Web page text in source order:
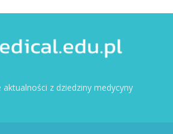
aktualności z dziedziny medycyny